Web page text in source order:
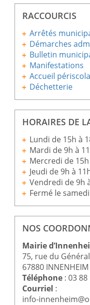
RACCOURCIS
Arrêtés
Démarches
Bulletin
Manifestations
Accueil
Déchetterie
HORAIRES DE
Lundi de 15h à
Mardi de 9h à
Mercredi de
Jeudi de 9h à
Vendredi de 9h
Fermé le samedi
NOS
Mairie
75, rue du
67880 INNENHEIM
Téléphone : 03
Courriel :
info-